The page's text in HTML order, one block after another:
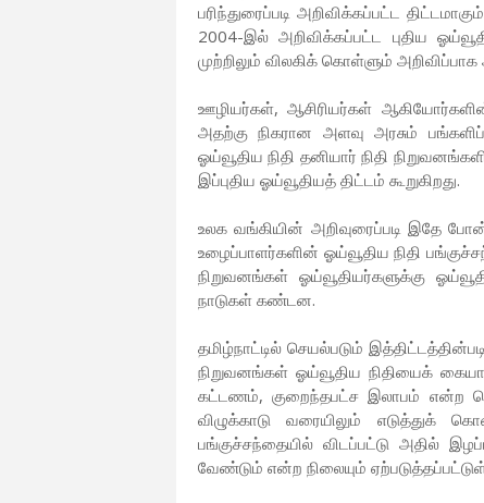
பரிந்துரைப்படி அறிவிக்கப்பட்ட
2004-இல் அறிவிக்கப்பட்ட புதிய
முற்றிலும் விலகிக் கொள்ளும்
ஊழியர்கள், ஆசிரியர்கள் ஆகியோர்களின்
அதற்கு நிகரான அளவு அரசும்
ஓய்வூதிய நிதி தனியார் நிதி
இப்புதிய ஓய்வூதியத் திட்டம் கூறுகிறது.
உலக வங்கியின் அறிவுரைப்படி இதே
உழைப்பாளர்களின் ஓய்வூதிய நிதி
நிறுவனங்கள் ஓய்வூதியர்களுக்கு
நாடுகள் கண்டன.
தமிழ்நாட்டில் செயல்படும்
நிறுவனங்கள் ஓய்வூதிய நிதியைக்
கட்டணம், குறைந்தபட்ச இலாபம் என்ற
விழுக்காடு வரையிலும் எடுத்துக்
பங்குச்சந்தையில் விடப்பட்டு அதில்
வேண்டும் என்ற நிலையும்